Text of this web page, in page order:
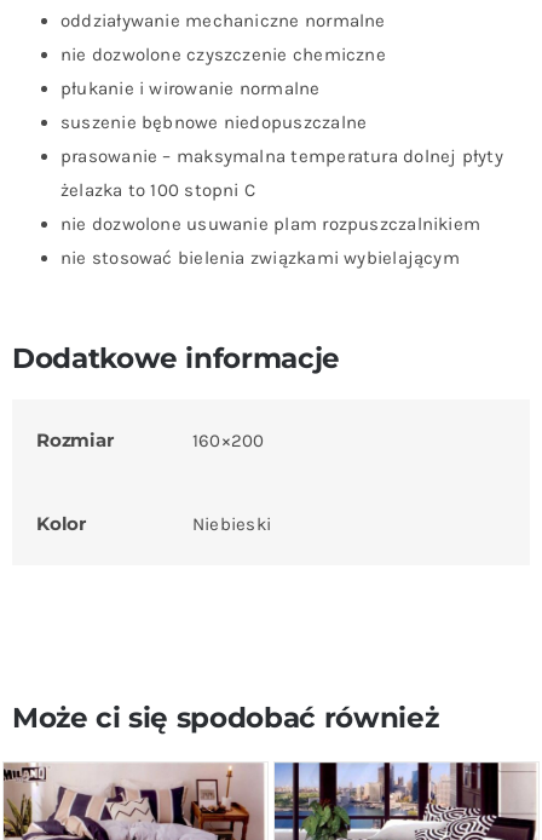
oddziaływanie mechaniczne normalne
nie dozwolone czyszczenie chemiczne
płukanie i wirowanie normalne
suszenie bębnowe niedopuszczalne
prasowanie – maksymalna temperatura dolnej płyty
żelazka to 100 stopni C
nie dozwolone usuwanie plam rozpuszczalnikiem
nie stosować bielenia związkami wybielającym
Dodatkowe informacje
Rozmiar 160×200
Kolor Niebieski
Może ci się spodobać również